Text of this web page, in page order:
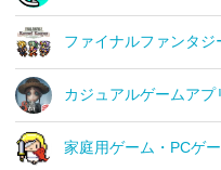
ファイナルファンタ
カジュアルゲームアプ
家庭用ゲーム・PCゲ